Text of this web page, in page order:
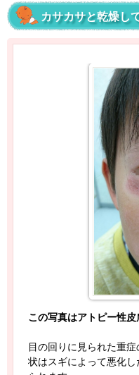
カサカサと乾燥し
この写真はアトピー性皮
目の回りに見られた重
状はスギによって悪化